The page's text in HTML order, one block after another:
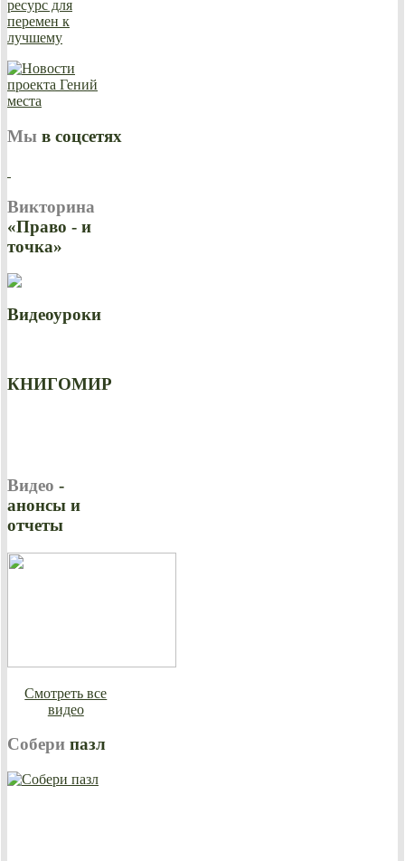
Мы в соцсетях
Викторина
«Право - и
точка»
Видеоуроки
КНИГОМИР
Видео -
анонсы и
отчеты
Смотреть все
видео
Собери пазл